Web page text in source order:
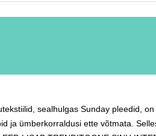
sealhulgas Sunday pleedid,
ja ümberkorraldusi ette võtmata.